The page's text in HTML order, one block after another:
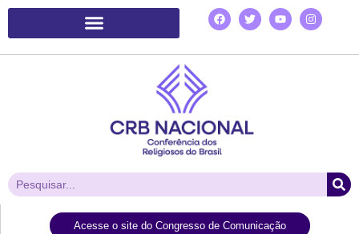
Acesse o site do Congresso de Comunicação